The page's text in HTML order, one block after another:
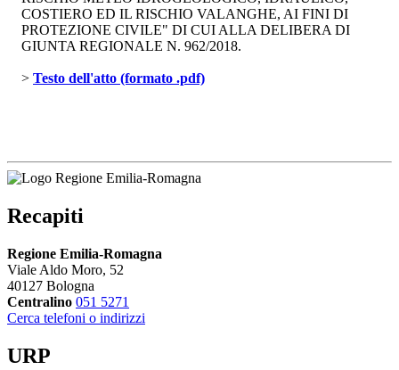
COSTIERO ED IL RISCHIO VALANGHE, AI FINI DI
PROTEZIONE CIVILE" DI CUI ALLA DELIBERA DI
GIUNTA REGIONALE N. 962/2018.
> Testo dell'atto (formato .pdf)
Recapiti
Regione Emilia-Romagna
Viale Aldo Moro, 52
40127 Bologna
Centralino 051 5271
Cerca telefoni o indirizzi
URP